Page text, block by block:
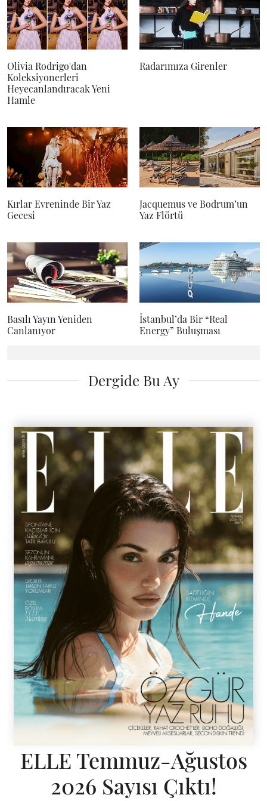
Olivia Rodrigo'dan
Koleksiyonerleri
Heyecanlandıracak Yeni
Hamle
Radarımıza Girenler
Kırlar Evreninde Bir Yaz
Gecesi
Jacquemus ve Bodrum’un
Yaz Flörtü
Basılı Yayın Yeniden
Canlanıyor
İstanbul’da Bir “Real
Energy” Buluşması
Dergide Bu Ay
ELLE Temmuz-Ağustos
2026 Sayısı Çıktı!